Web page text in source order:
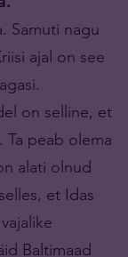
Samuti nagu
ajal on see
on selline, et
Ta peab olema
alati olnud
et Idas
Baltimaad